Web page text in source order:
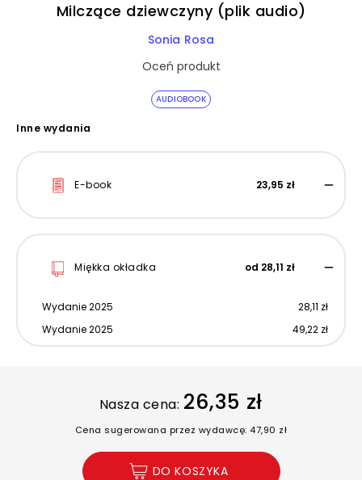
AUDIOBOOK
Milczące dziewczyny (plik audio)
Sonia Rosa
Oceń produkt
Inne wydania
E-book 23,95 zł
Miękka okładka od 28,11 zł
Wydanie 2025
28,11 zł
Wydanie 2025
49,22 zł
Nasza cena: 26,35 zł
Cena sugerowana przez wydawcę: 47,90 zł
DO KOSZYKA